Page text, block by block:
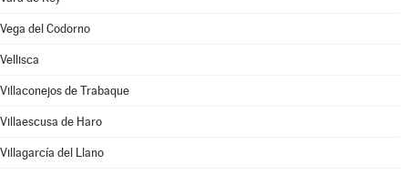
Vega del Codorno
Vellisca
Villaconejos de Trabaque
Villaescusa de Haro
Villagarcía del Llano